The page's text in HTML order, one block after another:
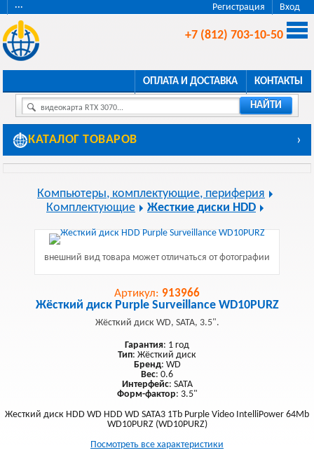
Регистрация Вход
···
+7 (812) 703-10-50
ОПЛАТА И ДОСТАВКА КОНТАКТЫ
видеокарта RTX 3070... НАЙТИ
КАТАЛОГ ТОВАРОВ ›
Компьютеры, комплектующие, периферия
Комплектующие
Жесткие диски HDD
внешний вид товара может отличаться от фотографии
Артикул: 913966
Жёсткий диск Purple Surveillance WD10PURZ
Жёсткий диск WD, SATA, 3.5".
Гарантия: 1 год
Тип: Жёсткий диск
Бренд: WD
Вес: 0.6
Интерфейс: SATA
Форм-фактор: 3.5"
Жесткий диск HDD WD HDD WD SATA3 1Tb Purple Video IntelliPower 64Mb
WD10PURZ (WD10PURZ)
Посмотреть все характеристики